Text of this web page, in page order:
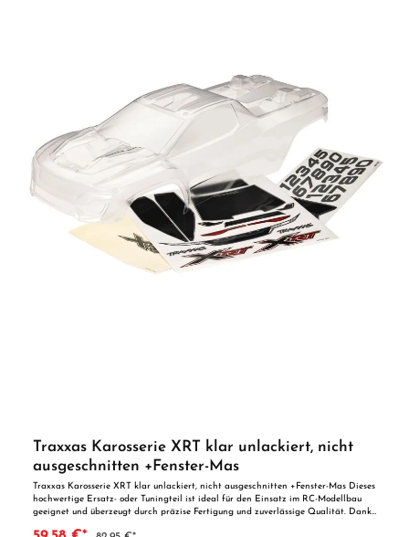
Traxxas Karosserie XRT klar unlackiert, nicht
ausgeschnitten +Fenster-Mas
Traxxas Karosserie XRT klar unlackiert, nicht ausgeschnitten +Fenster-Mas Dieses
hochwertige Ersatz- oder Tuningteil ist ideal für den Einsatz im RC-Modellbau
geeignet und überzeugt durch präzise Fertigung und zuverlässige Qualität. Dank